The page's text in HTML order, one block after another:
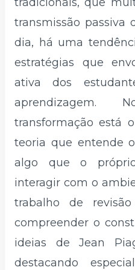
transmissão passiva
dia, há uma
estratégias que
ativa dos
aprendizagem.
transformação está
teoria que entende
algo que o
interagir com o
trabalho de
compreender o
ideias de Jean
destacando